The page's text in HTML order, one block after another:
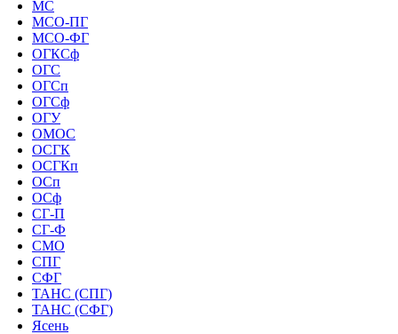
МС
МСО-ПГ
МСО-ФГ
ОГКСф
ОГС
ОГСп
ОГСф
ОГУ
ОМОС
ОСГК
ОСГКп
ОСп
ОСф
СГ-П
СГ-Ф
СМО
СПГ
СФГ
ТАНС (СПГ)
ТАНС (СФГ)
Ясень